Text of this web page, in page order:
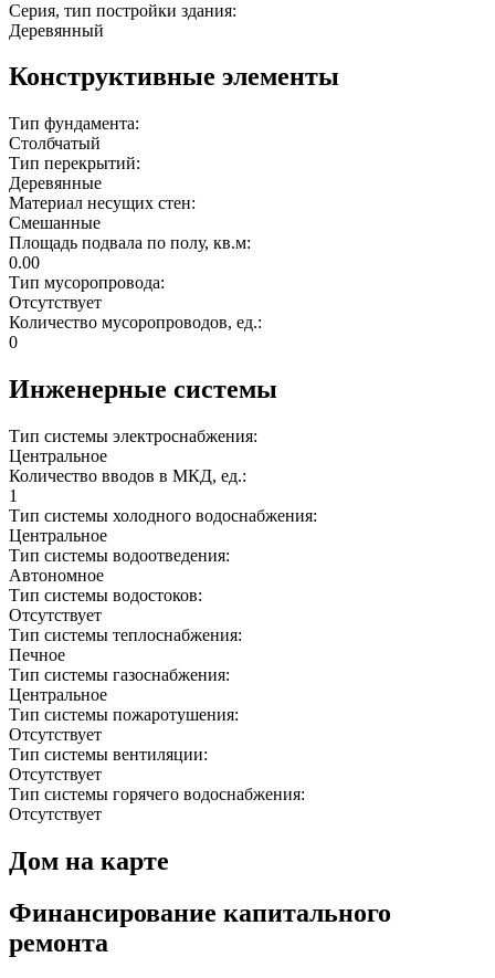
Серия, тип постройки здания:
Деревянный
Конструктивные элементы
Тип фундамента:
Столбчатый
Тип перекрытий:
Деревянные
Материал несущих стен:
Смешанные
Площадь подвала по полу, кв.м:
0.00
Тип мусоропровода:
Отсутствует
Количество мусоропроводов, ед.:
0
Инженерные системы
Тип системы электроснабжения:
Центральное
Количество вводов в МКД, ед.:
1
Тип системы холодного водоснабжения:
Центральное
Тип системы водоотведения:
Автономное
Тип системы водостоков:
Отсутствует
Тип системы теплоснабжения:
Печное
Тип системы газоснабжения:
Центральное
Тип системы пожаротушения:
Отсутствует
Тип системы вентиляции:
Отсутствует
Тип системы горячего водоснабжения:
Отсутствует
Дом на карте
Финансирование капитального
ремонта